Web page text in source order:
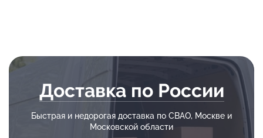
Доставка по России
Быстрая и недорогая доставка по СВАО, Москве и
Московской области